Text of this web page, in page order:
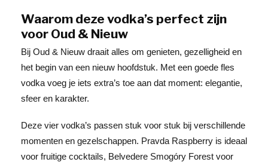
Waarom deze vodka’s perfect zijn
voor Oud & Nieuw
Bij Oud & Nieuw draait alles om genieten, gezelligheid en
het begin van een nieuw hoofdstuk. Met een goede fles
vodka voeg je iets extra’s toe aan dat moment: elegantie,
sfeer en karakter.
Deze vier vodka’s passen stuk voor stuk bij verschillende
momenten en gezelschappen. Pravda Raspberry is ideaal
voor fruitige cocktails, Belvedere Smogóry Forest voor